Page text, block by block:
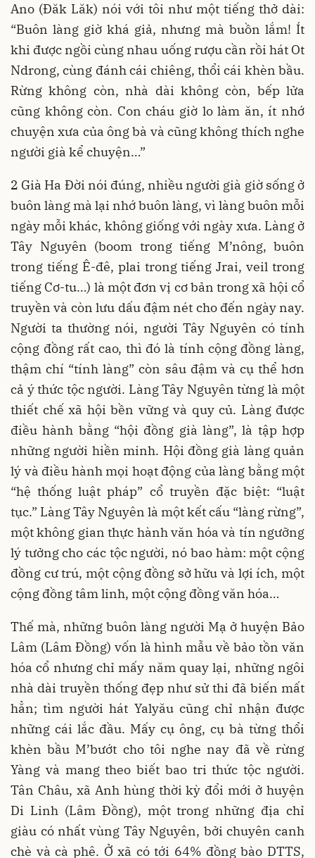
Ano (Đăk Lăk) nói với tôi như một tiếng thở dài:
“Buôn làng giờ khá giả, nhưng mà buồn lắm! Ít
khi được ngồi cùng nhau uống rượu cần rồi hát Ot
Ndrong, cùng đánh cái chiêng, thổi cái khèn bầu.
Rừng không còn, nhà dài không còn, bếp lửa
cũng không còn. Con cháu giờ lo làm ăn, ít nhớ
chuyện xưa của ông bà và cũng không thích nghe
người già kể chuyện…”
2 Già Ha Đời nói đúng, nhiều người già giờ sống ở
buôn làng mà lại nhớ buôn làng, vì làng buôn mỗi
ngày mỗi khác, không giống với ngày xưa. Làng ở
Tây Nguyên (boom trong tiếng M’nông, buôn
trong tiếng Ê-đê, plai trong tiếng Jrai, veil trong
tiếng Cơ-tu…) là một đơn vị cơ bản trong xã hội cổ
truyền và còn lưu dấu đậm nét cho đến ngày nay.
Người ta thường nói, người Tây Nguyên có tính
cộng đồng rất cao, thì đó là tính cộng đồng làng,
thậm chí “tính làng” còn sâu đậm và cụ thể hơn
cả ý thức tộc người. Làng Tây Nguyên từng là một
thiết chế xã hội bền vững và quy củ. Làng được
điều hành bằng “hội đồng già làng”, là tập hợp
những người hiền minh. Hội đồng già làng quản
lý và điều hành mọi hoạt động của làng bằng một
“hệ thống luật pháp” cổ truyền đặc biệt: “luật
tục.” Làng Tây Nguyên là một kết cấu “làng rừng”,
một không gian thực hành văn hóa và tín ngưỡng
lý tưởng cho các tộc người, nó bao hàm: một cộng
đồng cư trú, một cộng đồng sở hữu và lợi ích, một
cộng đồng tâm linh, một cộng đồng văn hóa…
Thế mà, những buôn làng người Mạ ở huyện Bảo
Lâm (Lâm Đồng) vốn là hình mẫu về bảo tồn văn
hóa cổ nhưng chỉ mấy năm quay lại, những ngôi
nhà dài truyền thống đẹp như sử thi đã biến mất
hẳn; tìm người hát Yalyău cũng chỉ nhận được
những cái lắc đầu. Mấy cụ ông, cụ bà từng thổi
khèn bầu M’bướt cho tôi nghe nay đã về rừng
Yàng và mang theo biết bao tri thức tộc người.
Tân Châu, xã Anh hùng thời kỳ đổi mới ở huyện
Di Linh (Lâm Đồng), một trong những địa chỉ
giàu có nhất vùng Tây Nguyên, bởi chuyên canh
chè và cà phê. Ở xã có tới 64% đồng bào DTTS,